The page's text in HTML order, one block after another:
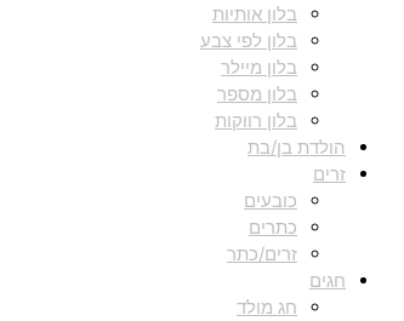
בלון אותיות
בלון לפי צבע
בלון מיילר
בלון מספר
בלון רווקות
הולדת בן/בת
זרים
כובעים
כתרים
זרים/כתר
חגים
חג מולד